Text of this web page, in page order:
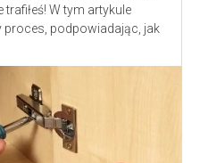
W tym artykule
proces, podpowiadając, jak